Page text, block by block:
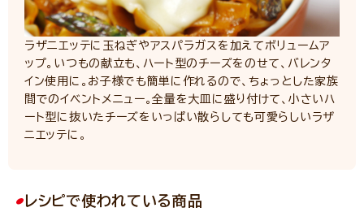
ラザニエッテに玉ねぎやアスパラガスを加えてボリュームア
ップ。いつもの献立も、ハート型のチーズをのせて、バレンタ
イン使用に。お子様でも簡単に作れるので、ちょっとした家族
間でのイベントメニュー。全量を大皿に盛り付けて、小さいハ
ート型に抜いたチーズをいっぱい散らしても可愛らしいラザ
ニエッテに。
レシピで使われている商品